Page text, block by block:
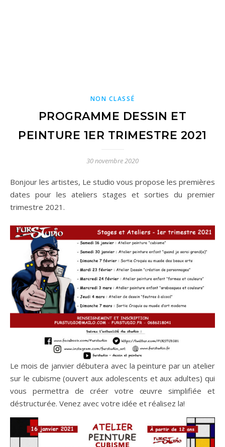
NON CLASSÉ
PROGRAMME DESSIN ET
PEINTURE 1ER TRIMESTRE 2021
30 novembre 2020
Bonjour les artistes, Le studio vous propose les premières
dates pour les ateliers stages et sorties du premier
trimestre 2021.
Le mois de janvier débutera avec la peinture par un atelier
sur le cubisme (ouvert aux adolescents et aux adultes) qui
vous permettra de créer votre œuvre simplifiée et
déstructurée. Venez avec votre idée et réalisez la!